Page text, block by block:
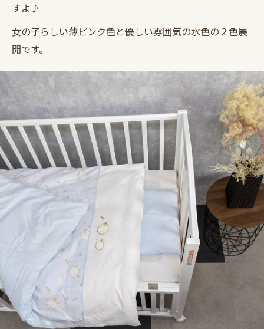
すよ♪
女の子らしい薄ピンク色と優しい雰囲気の水色の２色展
開です。